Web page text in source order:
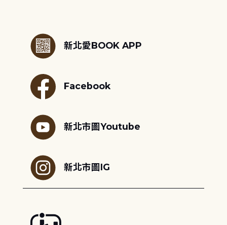
新北愛BOOK APP
Facebook
新北市圖Youtube
新北市圖IG